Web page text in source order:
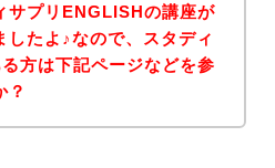
サプリENGLISHの講座が
たよ♪なので、スタディ
方は下記ページなどを参
？